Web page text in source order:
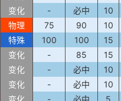
变化 - 必中 10
物理 75 90 10
特殊 100 100 15
变化 - 85 15
变化 - 必中 10
变化 - 必中 10
变化 - 必中 5